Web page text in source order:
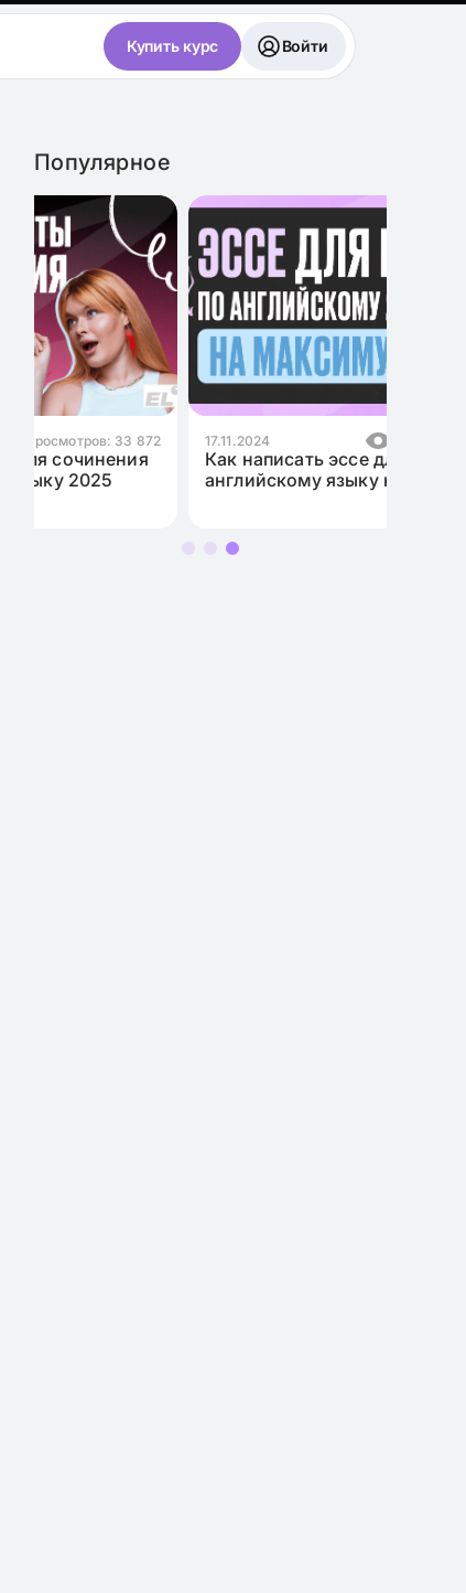
Купить курс Войти
Популярное
17.11.2024 Просмотров: 10 992
Как написать эссе для ЕГЭ по
английскому языку на максимум?